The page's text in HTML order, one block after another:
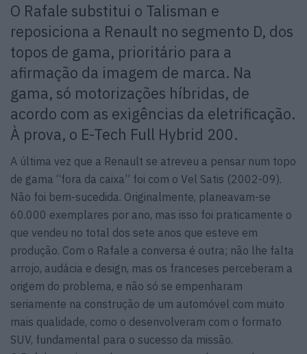
O Rafale substitui o Talisman e
reposiciona a Renault no segmento D, dos
topos de gama, prioritário para a
afirmação da imagem de marca. Na
gama, só motorizações híbridas, de
acordo com as exigências da eletrificação.
À prova, o E-Tech Full Hybrid 200.
A última vez que a Renault se atreveu a pensar num topo
de gama “fora da caixa” foi com o Vel Satis (2002-09).
Não foi bem-sucedida. Originalmente, planeavam-se
60.000 exemplares por ano, mas isso foi praticamente o
que vendeu no total dos sete anos que esteve em
produção. Com o Rafale a conversa é outra; não lhe falta
arrojo, audácia e design, mas os franceses perceberam a
origem do problema, e não só se empenharam
seriamente na construção de um automóvel com muito
mais qualidade, como o desenvolveram com o formato
SUV, fundamental para o sucesso da missão.